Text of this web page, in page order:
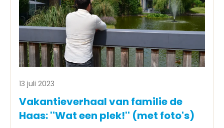
13 juli 2023
Vakantieverhaal van familie de
Haas: ''Wat een plek!'' (met foto's)